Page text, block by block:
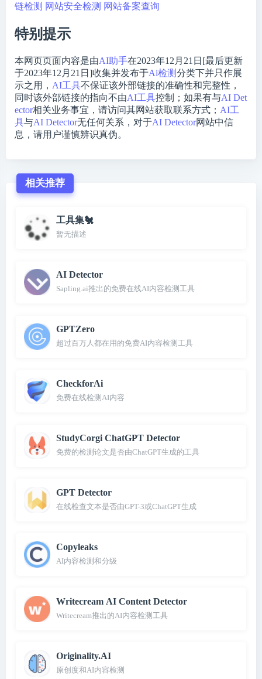
链检测 网站安全检测 网站备案查询
特别提示
本网页页面内容是由AI助手在2023年12月21日[最后更新
于2023年12月21日]收集并发布于Ai检测分类下并只作展
示之用， AI工具不保证该外部链接的准确性和完整性，
同时该外部链接的指向不由AI工具控制；如果有与AI Det
ector相关业务事宜，请访问其网站获取联系方式； AI工
具与AI Detector无任何关系，对于AI Detector网站中信
息，请用户谨慎辨识真伪。
相关推荐
工具集🐔
暂无描述
AI Detector
Sapling.ai推出的免费在线AI内容检测工具
GPTZero
超过百万人都在用的免费AI内容检测工具
CheckforAi
免费在线检测AI内容
StudyCorgi ChatGPT Detector
免费的检测论文是否由ChatGPT生成的工具
GPT Detector
在线检查文本是否由GPT-3或ChatGPT生成
Copyleaks
AI内容检测和分级
Writecream AI Content Detector
Writecream推出的AI内容检测工具
Originality.AI
原创度和AI内容检测